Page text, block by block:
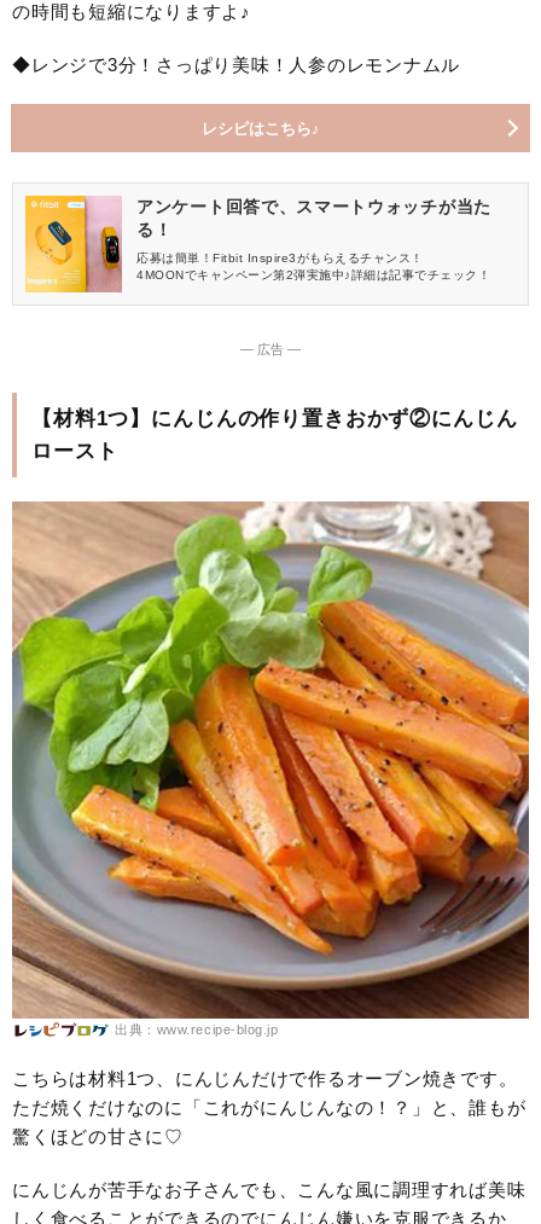
の時間も短縮になりますよ♪
◆レンジで3分！さっぱり美味！人参のレモンナムル
レシピはこちら♪
アンケート回答で、スマートウォッチが当た
る！
応募は簡単！Fitbit Inspire3がもらえるチャンス！
4MOONでキャンペーン第2弾実施中♪詳細は記事でチェック！
― 広告 ―
【材料1つ】にんじんの作り置きおかず②にんじん
ロースト
出典：www.recipe-blog.jp
こちらは材料1つ、にんじんだけで作るオーブン焼きです。
ただ焼くだけなのに「これがにんじんなの！？」と、誰もが
驚くほどの甘さに♡
にんじんが苦手なお子さんでも、こんな風に調理すれば美味
しく食べることができるのでにんじん嫌いを克服できるか